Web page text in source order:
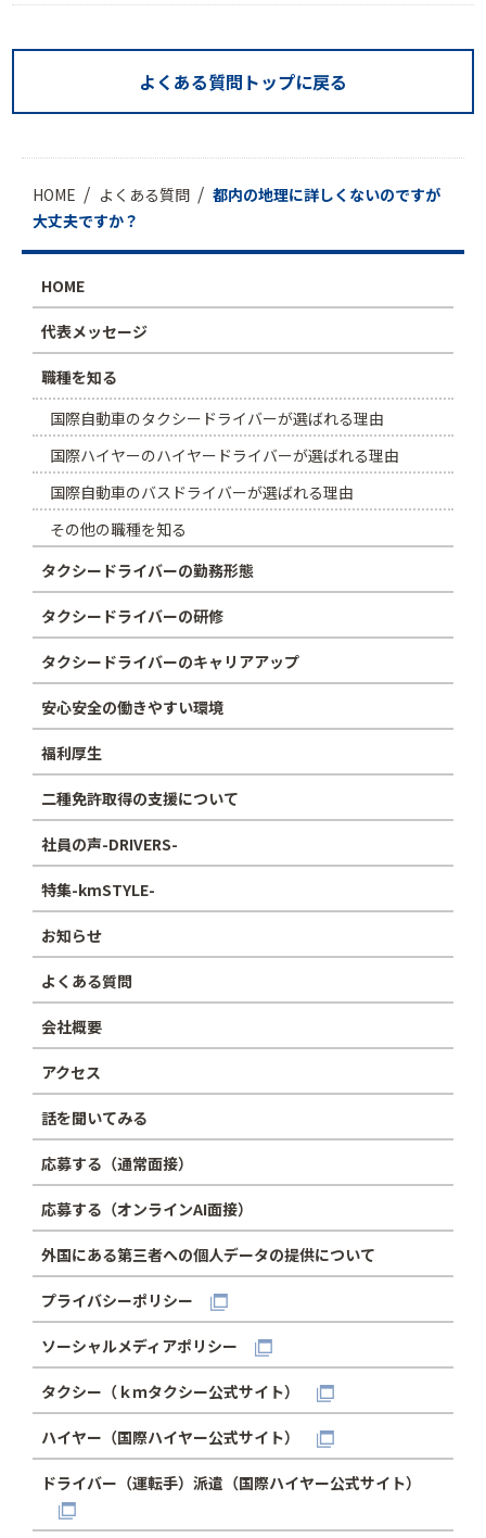
よくある質問トップに戻る
HOME よくある質問
都内の地理に詳しくないのですが
大丈夫ですか？
HOME
代表メッセージ
職種を知る
国際自動車のタクシードライバーが選ばれる理由
国際ハイヤーのハイヤードライバーが選ばれる理由
国際自動車のバスドライバーが選ばれる理由
その他の職種を知る
タクシードライバーの勤務形態
タクシードライバーの研修
タクシードライバーのキャリアアップ
安心安全の働きやすい環境
福利厚生
二種免許取得の支援について
社員の声-DRIVERS-
特集-kmSTYLE-
お知らせ
よくある質問
会社概要
アクセス
話を聞いてみる
応募する（通常面接）
応募する（オンラインAI面接）
外国にある第三者への個人データの提供について
プライバシーポリシー
ソーシャルメディアポリシー
タクシー（ｋｍタクシー公式サイト）
ハイヤー（国際ハイヤー公式サイト）
ドライバー（運転手）派遣（国際ハイヤー公式サイト）